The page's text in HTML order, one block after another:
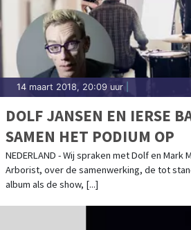
14 maart 2018, 20:09 uur
DOLF JANSEN EN IERSE
SAMEN HET PODIUM OP
NEDERLAND - Wij spraken met Dolf en Mark
Arborist, over de samenwerking, de tot
album als de show, [...]